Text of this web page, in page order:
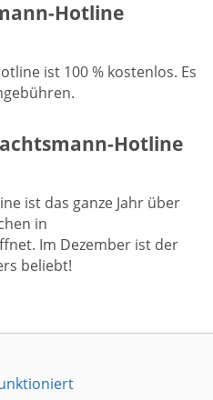
Hotline
ist 100 % kostenlos. Es
Hotline
ist das ganze Jahr über
in
Im Dezember ist der
beliebt!